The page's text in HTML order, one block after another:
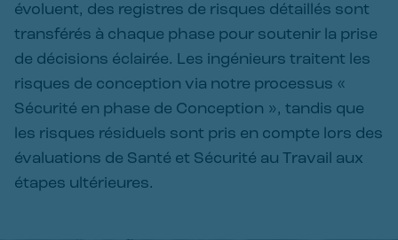
évoluent, des registres de risques détaillés sont
transférés à chaque phase pour soutenir la prise
de décisions éclairée. Les ingénieurs traitent les
risques de conception via notre processus «
Sécurité en phase de Conception », tandis que
les risques résiduels sont pris en compte lors des
évaluations de Santé et Sécurité au Travail aux
étapes ultérieures.